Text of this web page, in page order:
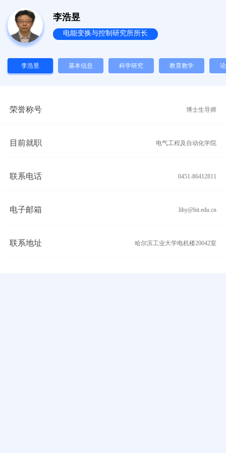
李浩昱
电能变换与控制研究所所长
李浩昱 基本信息 科学研究 教育教学
荣誉称号 博士生导师
目前就职 电气工程及自动化学院
联系电话 0451-86412811
电子邮箱 lihy@hit.edu.cn
联系地址 哈尔滨工业大学电机楼20042室